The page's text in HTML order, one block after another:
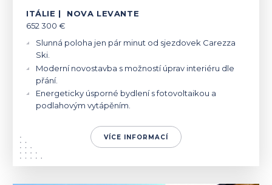
ITÁLIE | NOVA LEVANTE
652 300 €
Slunná poloha jen pár minut od sjezdovek Carezza
Ski.
Moderní novostavba s možností úprav interiéru dle
přání.
Energeticky úsporné bydlení s fotovoltaikou a
podlahovým vytápěním.
VÍCE INFORMACÍ